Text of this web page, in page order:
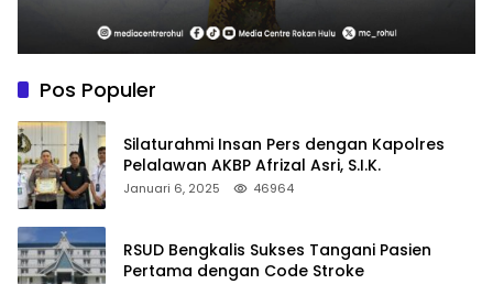
Pos Populer
Silaturahmi Insan Pers dengan Kapolres
Pelalawan AKBP Afrizal Asri, S.I.K.
Januari 6, 2025 46964
RSUD Bengkalis Sukses Tangani Pasien
Pertama dengan Code Stroke